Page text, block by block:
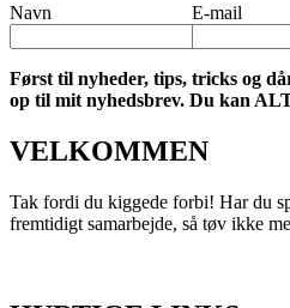
Navn E-mail
Først til nyheder, tips, tricks og
op til mit nyhedsbrev. Du kan
VELKOMMEN
Tak fordi du kiggede forbi! Har du
fremtidigt samarbejde, så tøv ikke